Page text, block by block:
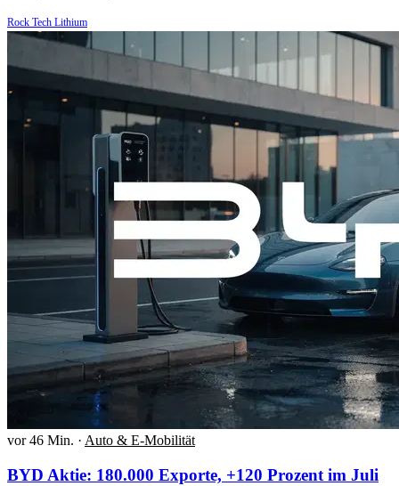
Rock Tech Lithium
vor 46 Min. · Auto & E-Mobilität
BYD Aktie: 180.000 Exporte, +120 Prozent im Juli